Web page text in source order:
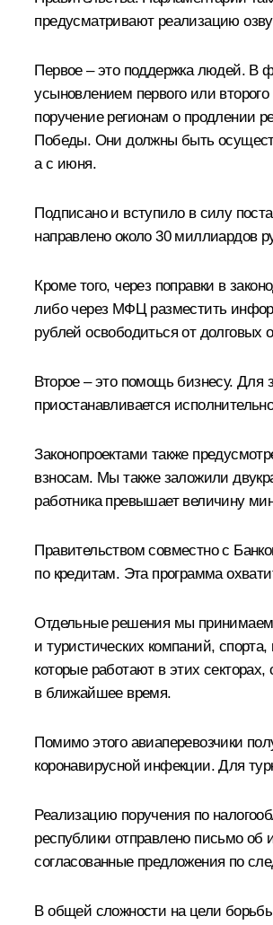
предусматривают реализацию
Первое – это поддержка людей. В
усыновлением первого или
поручение регионам о продлении
Победы. Они должны быть
а с июня.
Подписано и вступило в силу
направлено около 30 миллиардов
Кроме того, через поправки в
либо через МФЦ разместить
рублей освободиться от долговых
Второе – это помощь бизнесу. Для
приостанавливается
Законопроектами также
взносам. Мы также заложили
работника превышает величину
Правительством совместно с
по кредитам. Эта программа
Отдельные решения мы принимаем
и туристических компаний,
которые работают в этих
в ближайшее время.
Помимо этого авиаперевозчики
коронавирусной инфекции. Для
Реализацию поручения по
республики отправлено письмо
согласованные предложения по
В общей сложности на цели